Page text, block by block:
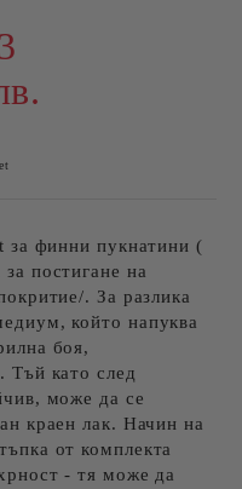
за финни пукнатини (
постигане на
. За разлика
който напуква
боя,
Тъй като след
може да се
краен лак. Начин на
от комплекта
- тя може да